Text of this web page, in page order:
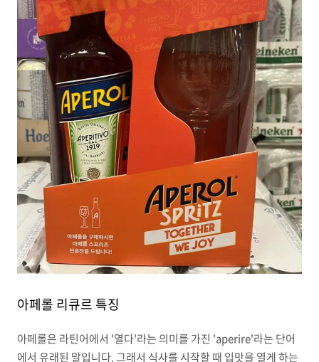
아페롤 리큐르 특징
아페롤은 라틴어에서 '열다'라는 의미를 가진 'aperire'라는 단어
에서 유래된 말입니다. 그래서 식사를 시작할 때 입맛을 열게 하는